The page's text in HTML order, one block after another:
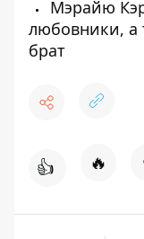
Мэрайю
любовники, а
брат
👍 🔥